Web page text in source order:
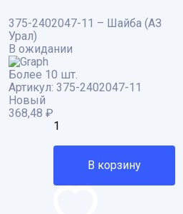
375-2402047-11 – Шайба (АЗ
Урал)
В ожидании
Более 10 шт.
Артикул: 375-2402047-11
Новый
368,48 ₽
В корзину